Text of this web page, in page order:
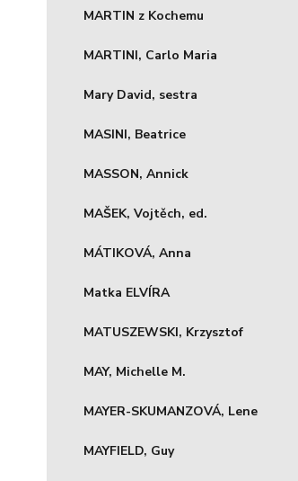
MARTIN z Kochemu
MARTINI, Carlo Maria
Mary David, sestra
MASINI, Beatrice
MASSON, Annick
MAŠEK, Vojtěch, ed.
MÁTIKOVÁ, Anna
Matka ELVÍRA
MATUSZEWSKI, Krzysztof
MAY, Michelle M.
MAYER-SKUMANZOVÁ, Lene
MAYFIELD, Guy